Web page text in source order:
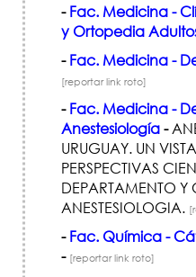
- Fac. Medicina -
y Ortopedia
- Fac. Medicina -
[reportar link roto]
- Fac. Medicina -
Anestesiología-
URUGUAY. UN
PERSPECTIVAS
DEPARTAMENTO Y
ANESTESIOLOGIA.
- Fac. Química -
- [reportar link roto]